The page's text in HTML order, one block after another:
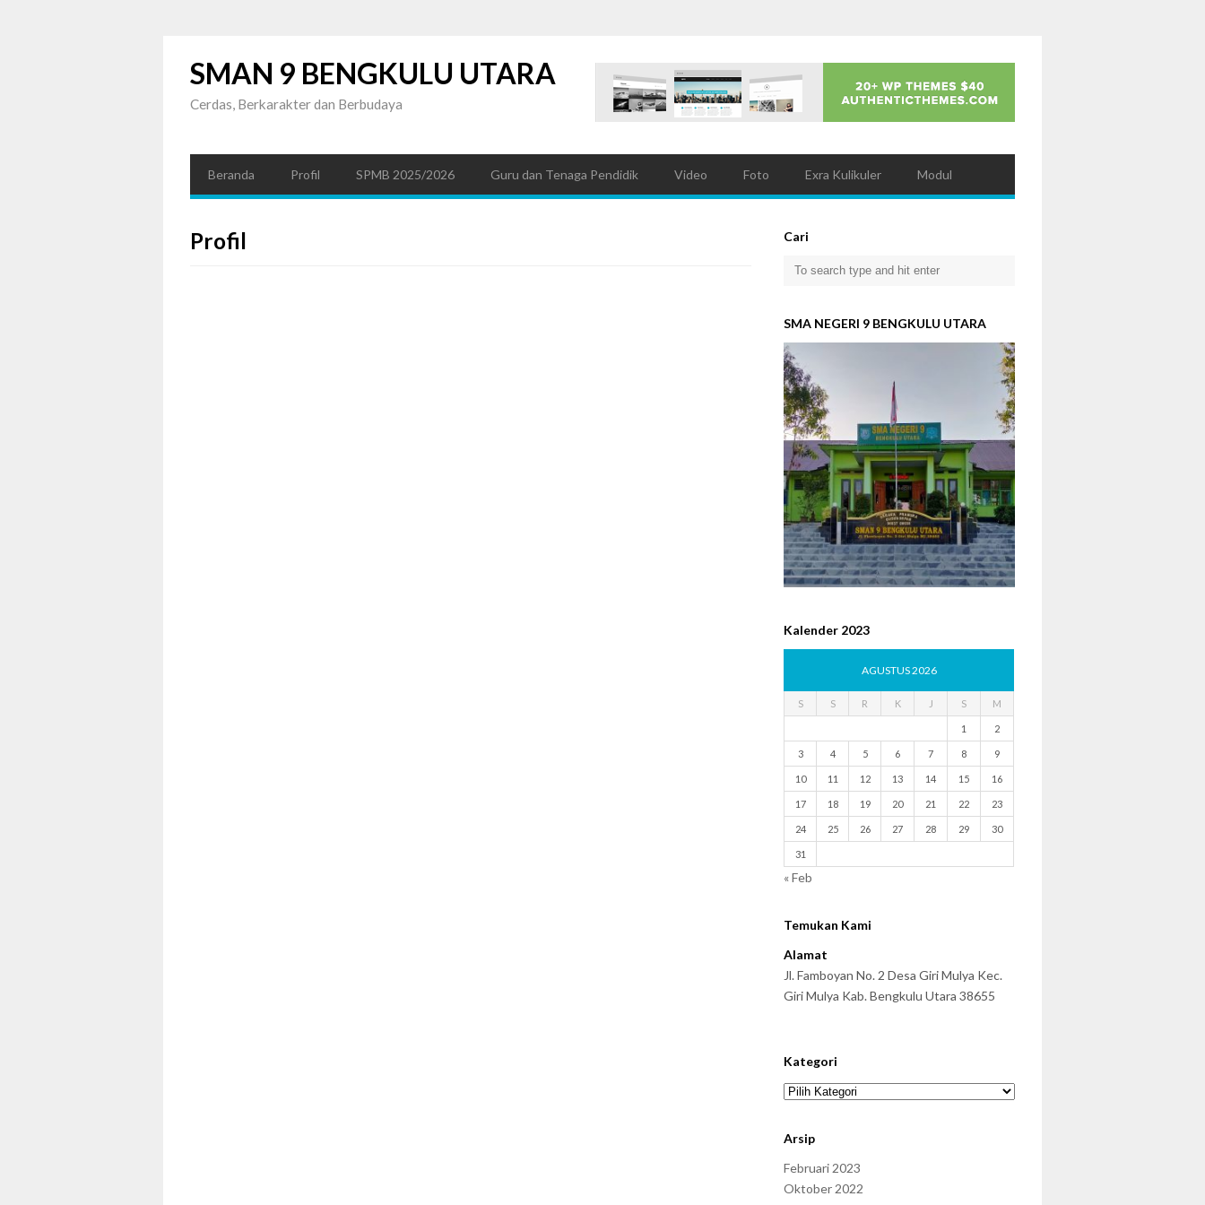
SMAN 9 BENGKULU UTARA
Cerdas, Berkarakter dan Berbudaya
Beranda Profil SPMB 2025/2026 Guru dan Tenaga Pendidik Video Foto Exra Kulikuler Modul
Profil Cari
SMA NEGERI 9 BENGKULU UTARA
Kalender 2023
AGUSTUS 2026
S S R K J S M
1 2
3 4 5 6 7 8 9
10 11 12 13 14 15 16
17 18 19 20 21 22 23
24 25 26 27 28 29 30
31
« Feb
Temukan Kami
Alamat
Jl. Famboyan No. 2 Desa Giri Mulya Kec.
Giri Mulya Kab. Bengkulu Utara 38655
Kategori
Kategori
Arsip
Februari 2023
Oktober 2022